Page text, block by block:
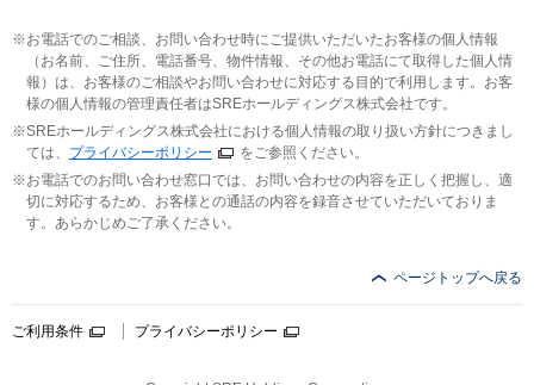
お電話でのご相談、お問い合わせ時にご提供いただいたお客様の個人情報
（お名前、ご住所、電話番号、物件情報、その他お電話にて取得した個人情
報）は、お客様のご相談やお問い合わせに対応する目的で利用します。お客
様の個人情報の管理責任者はSREホールディングス株式会社です。
SREホールディングス株式会社における個人情報の取り扱い方針につきまし
ては、 プライバシーポリシー
をご参照ください。
お電話でのお問い合わせ窓口では、お問い合わせの内容を正しく把握し、適
切に対応するため、お客様との通話の内容を録音させていただいておりま
す。あらかじめご了承ください。
ページトップへ戻る
ご利用条件 プライバシーポリシー